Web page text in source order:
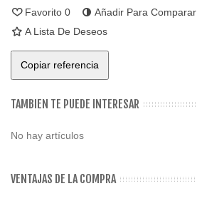
Favorito 0 Añadir Para Comparar
A Lista De Deseos
Copiar referencia
TAMBIEN TE PUEDE INTERESAR
No hay artículos
VENTAJAS DE LA COMPRA